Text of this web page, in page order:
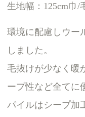
生地幅：125cm巾/
環境に配慮しウー
しました。
毛抜けが少なく暖
ープ性など全てに
パイルはシープ加